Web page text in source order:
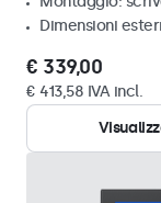
Dimensioni
€ 339,00
€ 413,58 IVA incl.